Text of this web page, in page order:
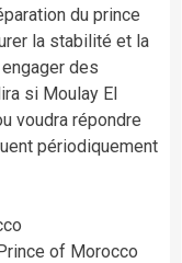
du prince
la stabilité et la
des
si Moulay El
voudra répondre
périodiquement
of Morocco